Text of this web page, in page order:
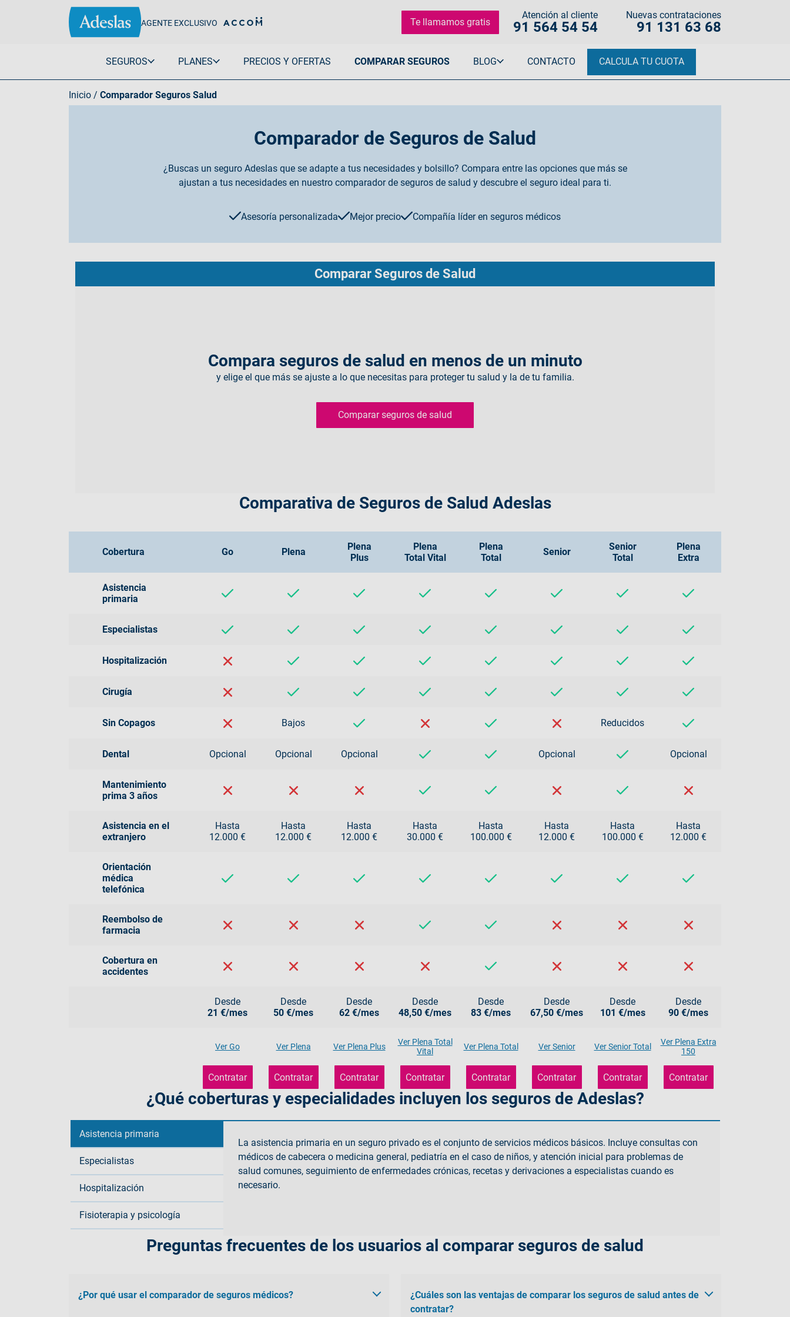
AGENTE EXCLUSIVO Te llamamos gratis
Atención al cliente
91 564 54 54
Nuevas contrataciones
91 131 63 68
SEGUROS PLANES PRECIOS Y OFERTAS COMPARAR SEGUROS BLOG CONTACTO CALCULA TU CUOTA
Salud Negocios
Mascotas
Viajes
Accidentes
Coche
Sin copagos
Plena Extra 150
Ver todo Adeslas Sin Copago
Plena Total Vital
Go
Ver todo Adeslas Copagos
Consejos de Salud
Prevención de la Salud
Salud Infantil
Salud Mujer
Coberturas Adeslas
Inicio / Comparador Seguros Salud
Comparador de Seguros de Salud
¿Buscas un seguro Adeslas que se adapte a tus necesidades y bolsillo? Compara entre las opciones que más se
ajustan a tus necesidades en nuestro comparador de seguros de salud y descubre el seguro ideal para ti.
Asesoría personalizada Mejor precio Compañía líder en seguros médicos
Comparar Seguros de Salud
Compara seguros de salud en menos de un minuto
y elige el que más se ajuste a lo que necesitas para proteger tu salud y la de tu familia.
Comparar seguros de salud
Comparativa de Seguros de Salud Adeslas
Cobertura Go Plena
Plena
Plus
Plena
Total Vital
Plena
Total
Senior
Senior
Total
Plena
Extra
Asistencia
primaria
Especialistas
Hospitalización
Cirugía
Sin Copagos Bajos Reducidos
Dental Opcional Opcional Opcional Opcional Opcional
Mantenimiento
prima 3 años
Asistencia en el
extranjero
Hasta
12.000 €
Hasta
12.000 €
Hasta
12.000 €
Hasta
30.000 €
Hasta
100.000 €
Hasta
12.000 €
Hasta
100.000 €
Hasta
12.000 €
Orientación
médica
telefónica
Reembolso de
farmacia
Cobertura en
accidentes
Desde
21 €/mes
Desde
50 €/mes
Desde
62 €/mes
Desde
48,50 €/mes
Desde
83 €/mes
Desde
67,50 €/mes
Desde
101 €/mes
Desde
90 €/mes
Ver Go Ver Plena Ver Plena Plus
Ver Plena Total
Vital
Ver Plena Total Ver Senior Ver Senior Total
Ver Plena Extra
150
Contratar Contratar Contratar Contratar Contratar Contratar Contratar Contratar
¿Qué coberturas y especialidades incluyen los seguros de Adeslas?
Asistencia primaria
Especialistas
Hospitalización
Fisioterapia y psicología
La asistencia primaria en un seguro privado es el conjunto de servicios médicos básicos. Incluye consultas con
médicos de cabecera o medicina general, pediatría en el caso de niños, y atención inicial para problemas de
salud comunes, seguimiento de enfermedades crónicas, recetas y derivaciones a especialistas cuando es
necesario.
Preguntas frecuentes de los usuarios al comparar seguros de salud
¿Por qué usar el comparador de seguros médicos?
¿Cuáles son las ventajas de comparar los seguros de salud antes de
contratar?